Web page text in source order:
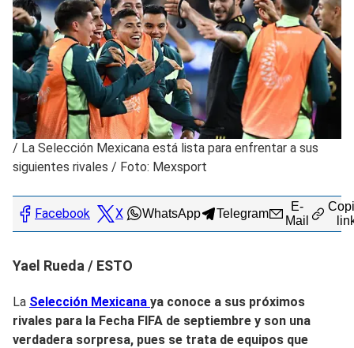
/ La Selección Mexicana está lista para enfrentar a sus
siguientes rivales / Foto: Mexsport
Facebook X WhatsApp Telegram
E-
Mail
Yael Rueda / ESTO
La Selección Mexicana ya conoce a sus próximos
rivales para la Fecha FIFA de septiembre y son una
verdadera sorpresa, pues se trata de equipos que